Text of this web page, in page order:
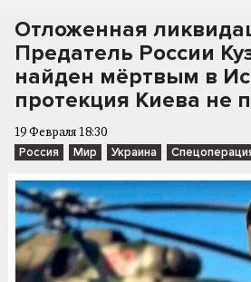
Отложенная
Предатель России
найден мёртвым в
протекция Киева не
19 Февраля 18:30
Россия Мир Украина